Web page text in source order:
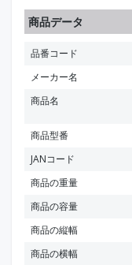
商品データ
品番コード
メーカー名
商品名
商品型番
JANコード
商品の重量
商品の容量
商品の縦幅
商品の横幅